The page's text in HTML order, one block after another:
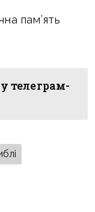
пам’ять
телеграм-